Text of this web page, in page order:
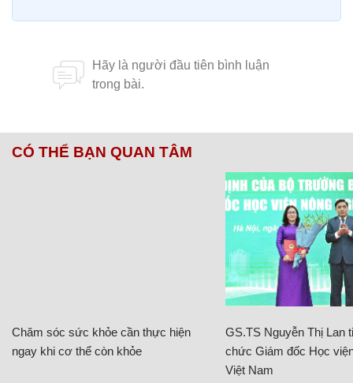
CÓ THỂ BẠN QUAN TÂM
Chăm sóc sức khỏe cần thực hiện
ngay khi cơ thể còn khỏe
GS.TS Nguyễn Thị Lan
chức Giám đốc Học
Việt Nam